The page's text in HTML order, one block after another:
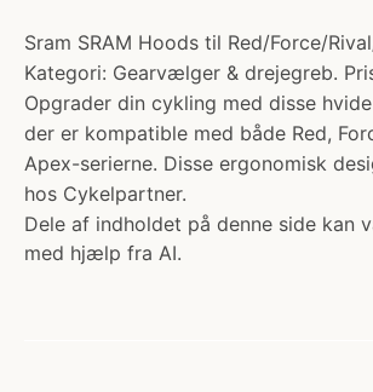
Sram SRAM Hoods til Red/Force/
Kategori: Gearvælger & drejegreb.
Opgrader din cykling med disse
der er kompatible med både Red,
Apex-serierne. Disse ergonomisk
hos Cykelpartner.
Dele af indholdet på denne side kan
med hjælp fra AI.